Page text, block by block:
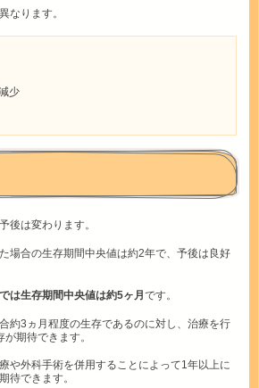
なります。
少
後は変わります。
場合の生存期間中央値は約2年で、予後は良好
は生存期間中央値は約5ヶ月です。
約3ヵ月程度の生存であるのに対し、治療を行
期待できます。
や外科手術を併用することによって1年以上に
待できます。